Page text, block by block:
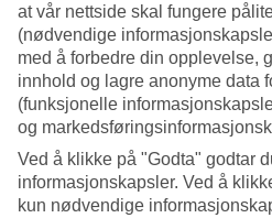
kommer også den spesielle RIU-
hotellene legger sjelen sin i små,
betyr nøye rengjøring,
Og ikke minst like viktig – mat
både øyet og smaksløkene.
Fire hotelltips
at vår nettside skal fungere
(nødvendige
med å forbedre din opplevelse,
innhold og lagre anonyme data
(funksjonelle
og
Ved å klikke på "Godta" godtar
informasjonskapsler. Ved å
kun nødvendige